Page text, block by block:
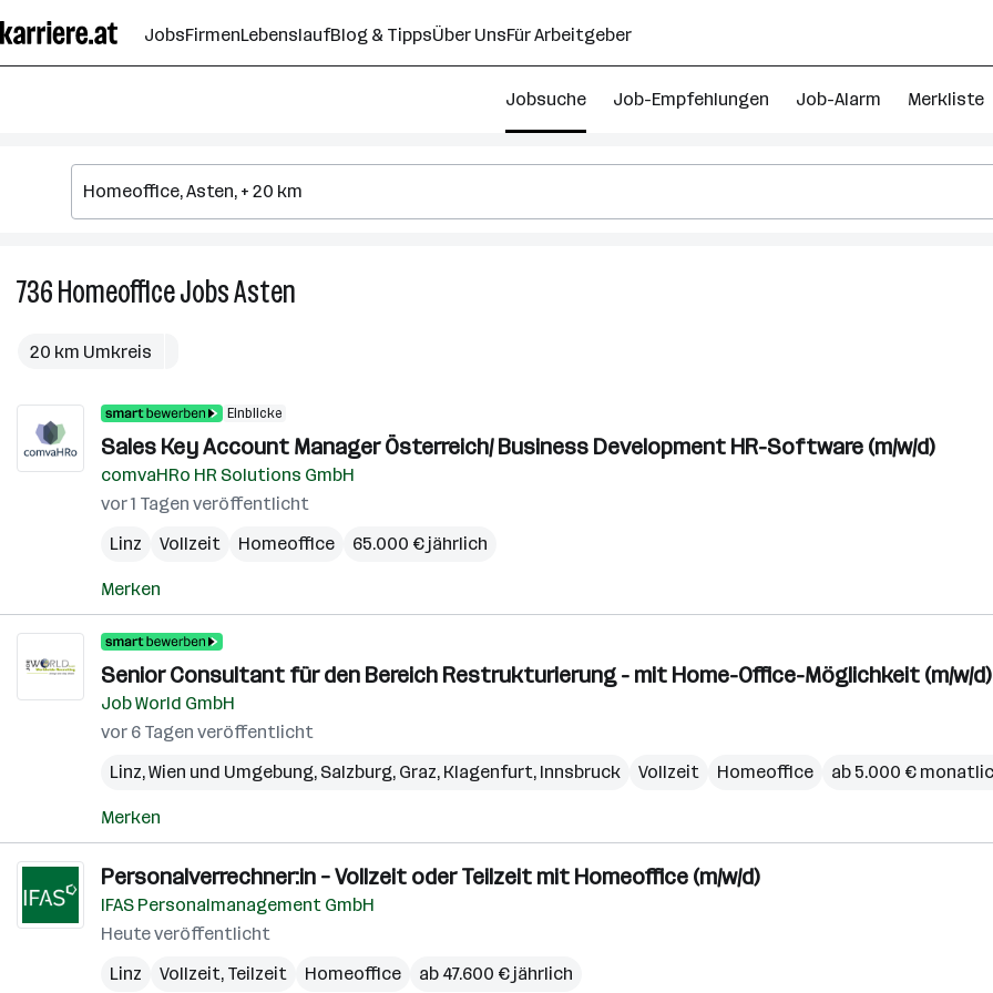
Seiteninhalt
springen
JobsFirmenLebenslaufBlog & TippsÜber UnsFür Arbeitgeber
Jobsuche Job-Empfehlungen Job-Alarm Merkliste
736HomeofficeJobsAsten
20 km Umkreis
Einblicke
Sales Key Account Manager Österreich/ Business Development HR-Software (m/w/d)
comvaHRo HR Solutions GmbH
vor 1 Tagen veröffentlicht
Linz
Vollzeit Homeoffice 65.000 € jährlich
Merken
Senior Consultant für den Bereich Restrukturierung - mit Home-Office-Möglichkeit (m/w/d)
Job World GmbH
vor 6 Tagen veröffentlicht
Linz,Wien und Umgebung, Salzburg, Graz, Klagenfurt, Innsbruck Vollzeit Homeoffice ab 5.000 €
Merken
Personalverrechner:in – Vollzeit oder Teilzeit mit Homeoffice (m/w/d)
IFAS Personalmanagement GmbH
Heute veröffentlicht
Linz
Vollzeit, Teilzeit Homeoffice ab 47.600 € jährlich